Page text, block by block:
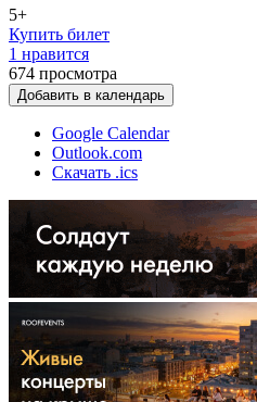
5+
Купить билет
1 нравится
674 просмотра
Добавить в календарь
Google Calendar
Outlook.com
Скачать .ics